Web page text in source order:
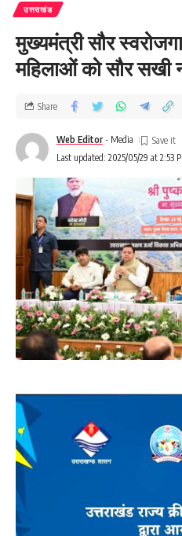
उत्तराखंड
मुख्यमंत्री सौर
महिलाओं को सौर सखी
Last updated: 2025/05/29 at 2:53
Web Editor - Media
Share